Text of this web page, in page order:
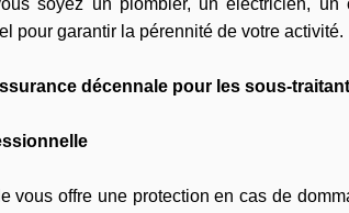
soyez un plombier, un électricien,
pour garantir la pérennité de votre activité.
décennale pour les sous-
vous offre une protection en cas de